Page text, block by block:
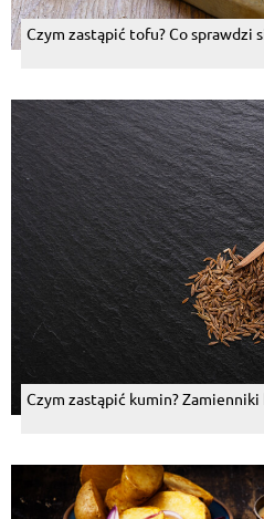
Czym zastąpić tofu? Co sprawdzi
Czym zastąpić kumin?